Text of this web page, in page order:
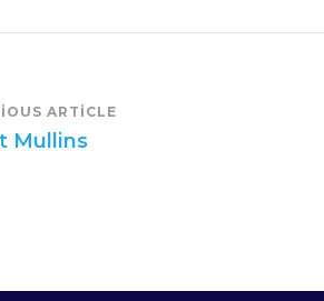
ARTICLE
Mullins